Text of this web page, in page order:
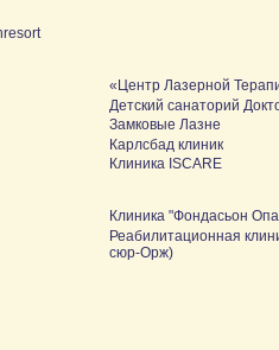
«Центр Лазерной
Детский санаторий
Замковые Лазне
Карлсбад клиник
Клиника ISCARE
Клиника "Фондасьон
Реабилитационная
сюр-Орж)